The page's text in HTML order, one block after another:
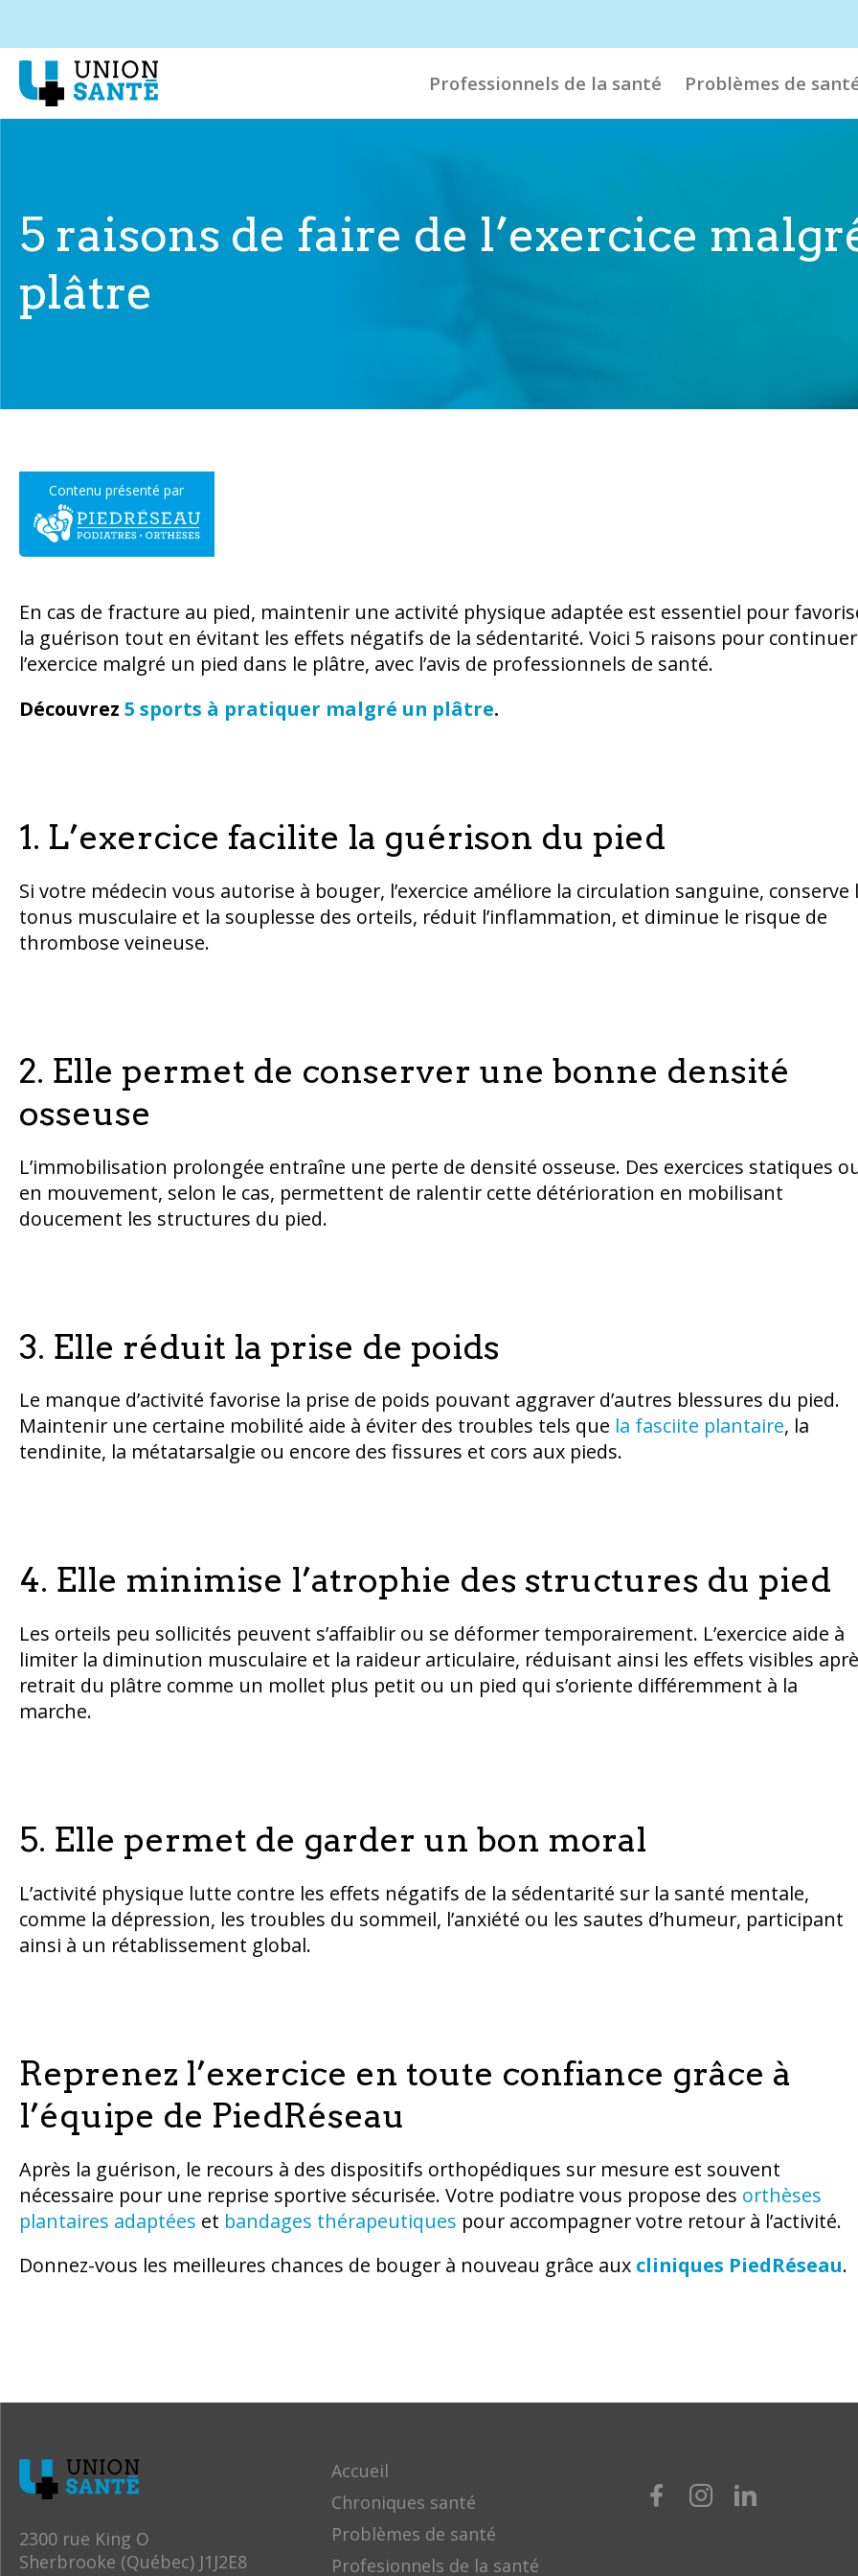
Professionnels de la santé Problèmes de
5 raisons de faire de l’exercice
plâtre
Contenu présenté par
En cas de fracture au pied, maintenir une activité physique adaptée est essentiel pour
la guérison tout en évitant les effets négatifs de la sédentarité. Voici 5 raisons pour continuer
l’exercice malgré un pied dans le plâtre, avec l’avis de professionnels de santé.
Découvrez 5 sports à pratiquer malgré un plâtre.
1. L’exercice facilite la guérison du pied
Si votre médecin vous autorise à bouger, l’exercice améliore la circulation sanguine, conserve
tonus musculaire et la souplesse des orteils, réduit l’inflammation, et diminue le risque de
thrombose veineuse.
2. Elle permet de conserver une bonne densité
osseuse
L’immobilisation prolongée entraîne une perte de densité osseuse. Des exercices statiques
en mouvement, selon le cas, permettent de ralentir cette détérioration en mobilisant
doucement les structures du pied.
3. Elle réduit la prise de poids
Le manque d’activité favorise la prise de poids pouvant aggraver d’autres blessures du pied.
Maintenir une certaine mobilité aide à éviter des troubles tels que la fasciite plantaire, la
tendinite, la métatarsalgie ou encore des fissures et cors aux pieds.
4. Elle minimise l’atrophie des structures du pied
Les orteils peu sollicités peuvent s’affaiblir ou se déformer temporairement. L’exercice aide à
limiter la diminution musculaire et la raideur articulaire, réduisant ainsi les effets visibles
retrait du plâtre comme un mollet plus petit ou un pied qui s’oriente différemment à la
marche.
5. Elle permet de garder un bon moral
L’activité physique lutte contre les effets négatifs de la sédentarité sur la santé mentale,
comme la dépression, les troubles du sommeil, l’anxiété ou les sautes d’humeur, participant
ainsi à un rétablissement global.
Reprenez l’exercice en toute confiance grâce à
l’équipe de PiedRéseau
Après la guérison, le recours à des dispositifs orthopédiques sur mesure est souvent
nécessaire pour une reprise sportive sécurisée. Votre podiatre vous propose des orthèses
plantaires adaptées et bandages thérapeutiques pour accompagner votre retour à l’activité.
Donnez-vous les meilleures chances de bouger à nouveau grâce aux cliniques PiedRéseau.
2300 rue King O
Sherbrooke (Québec) J1J2E8
Accueil
Chroniques santé
Problèmes de santé
Profesionnels de la santé